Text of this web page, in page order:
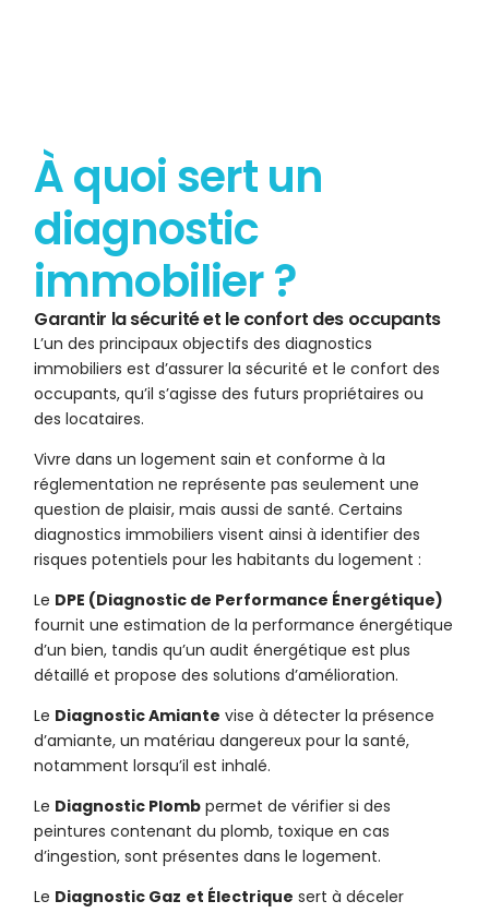
À quoi sert un
diagnostic
immobilier ?
Garantir la sécurité et le confort des occupants
L’un des principaux objectifs des diagnostics
immobiliers est d’assurer la sécurité et le confort des
occupants, qu’il s’agisse des futurs propriétaires ou
des locataires.
Vivre dans un logement sain et conforme à la
réglementation ne représente pas seulement une
question de plaisir, mais aussi de santé. Certains
diagnostics immobiliers visent ainsi à identifier des
risques potentiels pour les habitants du logement :
Le DPE (Diagnostic de Performance Énergétique)
fournit une estimation de la performance énergétique
d’un bien, tandis qu’un audit énergétique est plus
détaillé et propose des solutions d’amélioration.
Le Diagnostic Amiante vise à détecter la présence
d’amiante, un matériau dangereux pour la santé,
notamment lorsqu’il est inhalé.
Le Diagnostic Plomb permet de vérifier si des
peintures contenant du plomb, toxique en cas
d’ingestion, sont présentes dans le logement.
Le Diagnostic Gaz et Électrique sert à déceler